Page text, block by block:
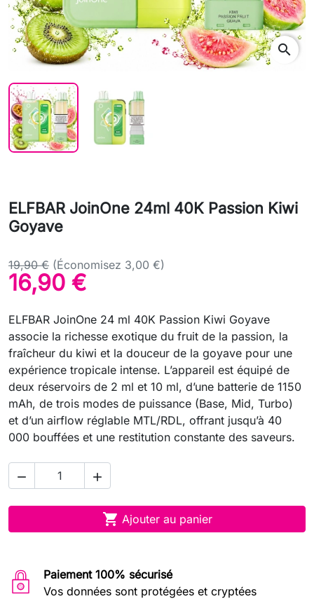
search
ELFBAR JoinOne 24ml 40K Passion Kiwi
Goyave
19,90 € (Économisez 3,00 €)
16,90 €
ELFBAR JoinOne 24 ml 40K Passion Kiwi Goyave
associe la richesse exotique du fruit de la passion, la
fraîcheur du kiwi et la douceur de la goyave pour une
expérience tropicale intense. L’appareil est équipé de
deux réservoirs de 2 ml et 10 ml, d’une batterie de 1150
mAh, de trois modes de puissance (Base, Mid, Turbo)
et d’un airflow réglable MTL/RDL, offrant jusqu’à 40
000 bouffées et une restitution constante des saveurs.
 
 Ajouter au panier
Paiement 100% sécurisé
Vos données sont protégées et cryptées